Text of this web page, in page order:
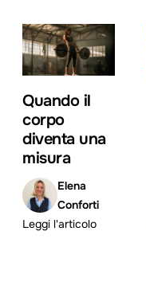
Quando il
corpo
diventa una
misura
Elena
Conforti
Leggi l'articolo